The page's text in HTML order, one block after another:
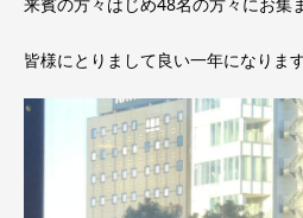
皆様にとりまして良い一年になりま